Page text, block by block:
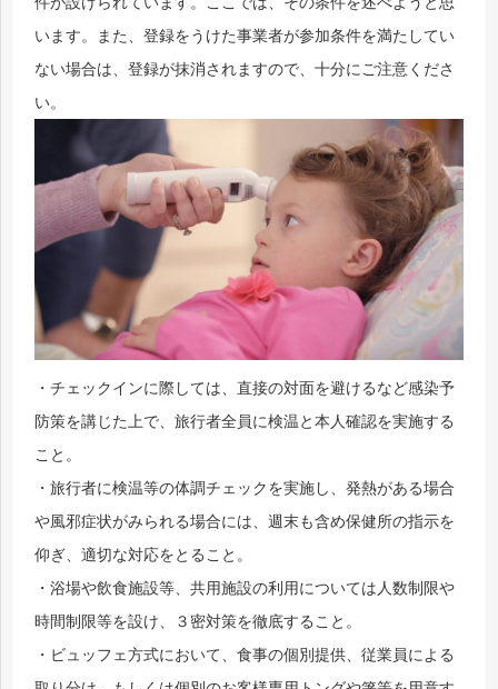
います。また、登録をうけた事業者が参加条件を満たしてい
ない場合は、登録が抹消されますので、十分にご注意くださ
い。
・チェックインに際しては、直接の対面を避けるなど感染予
防策を講じた上で、旅行者全員に検温と本人確認を実施する
こと。
・旅行者に検温等の体調チェックを実施し、発熱がある場合
や風邪症状がみられる場合には、週末も含め保健所の指示を
仰ぎ、適切な対応をとること。
・浴場や飲食施設等、共用施設の利用については人数制限や
時間制限等を設け、３密対策を徹底すること。
・ビュッフェ方式において、食事の個別提供、従業員による